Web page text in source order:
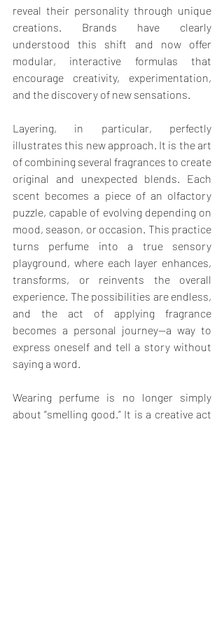
reveal their personality through unique
creations. Brands have clearly
understood this shift and now offer
modular, interactive formulas that
encourage creativity, experimentation,
and the discovery of new sensations.
Layering, in particular, perfectly
illustrates this new approach. It is the art
of combining several fragrances to create
original and unexpected blends. Each
scent becomes a piece of an olfactory
puzzle, capable of evolving depending on
mood, season, or occasion. This practice
turns perfume into a true sensory
playground, where each layer enhances,
transforms, or reinvents the overall
experience. The possibilities are endless,
and the act of applying fragrance
becomes a personal journey—a way to
express oneself and tell a story without
saying a word.
Wearing perfume is no longer simply
about “smelling good.” It is a creative act